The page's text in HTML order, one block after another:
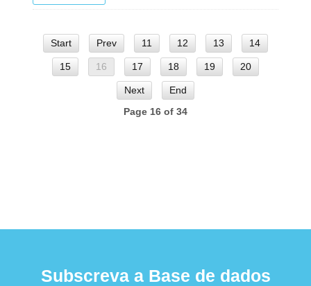
Start Prev 11 12 13 14
15 16 17 18 19 20
Next
End
Page 16 of 34
Subscreva a Base de dados